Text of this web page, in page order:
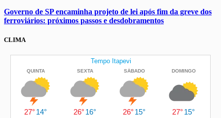
Governo de SP encaminha projeto de lei após fim da greve dos
ferroviários: próximos passos e desdobramentos
CLIMA